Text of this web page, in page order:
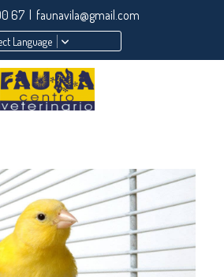
67 | faunavila@gmail.com
Language